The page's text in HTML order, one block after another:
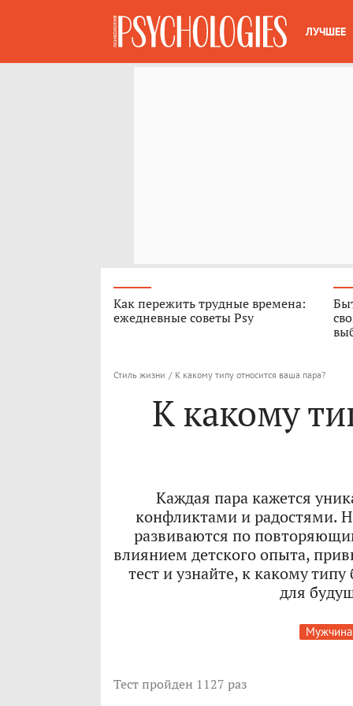
ЛУЧШЕЕ
Как пережить трудные времена:
ежедневные советы Psy
Стиль жизни / К какому типу относится ваша пара?
К какому
Каждая пара кажется
конфликтами и радостями.
развиваются по
влиянием детского опыта,
тест и узнайте, к какому
для
Тестпройден 1127 раз